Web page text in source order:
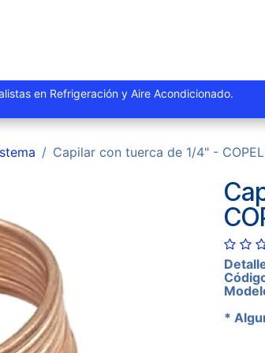
y especialistas en Refrigeración y
Capilar con tuerca de 1/4" -
*